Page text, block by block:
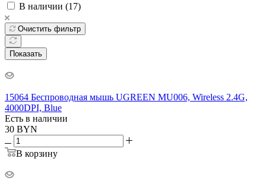
В наличии (17)
Очистить фильтр
Показать
15064 Беспроводная мышь UGREEN MU006, Wireless 2.4G,
4000DPI, Blue
Есть в наличии
30 BYN
В корзину